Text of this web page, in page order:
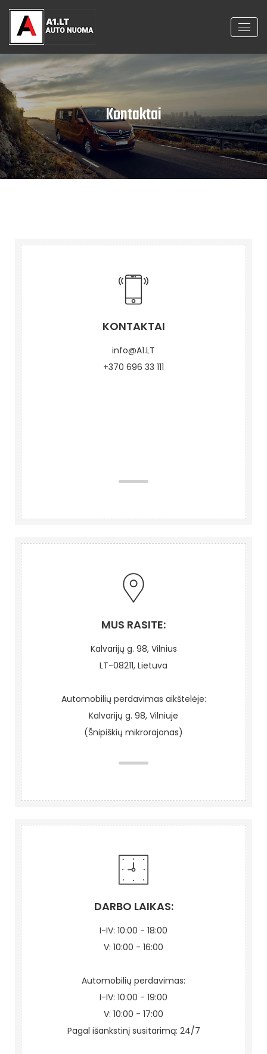
Kontaktai
KONTAKTAI
info@A1.LT
+370 696 33 111
MUS RASITE:
Kalvarijų g. 98, Vilnius
LT-08211, Lietuva
Automobilių perdavimas aikštelėje:
Kalvarijų g. 98, Vilniuje
(Šnipiškių mikrorajonas)
DARBO LAIKAS:
I-IV: 10:00 - 18:00
V: 10:00 - 16:00
Automobilių perdavimas:
I-IV: 10:00 - 19:00
V: 10:00 - 17:00
Pagal išankstinį susitarimą: 24/7